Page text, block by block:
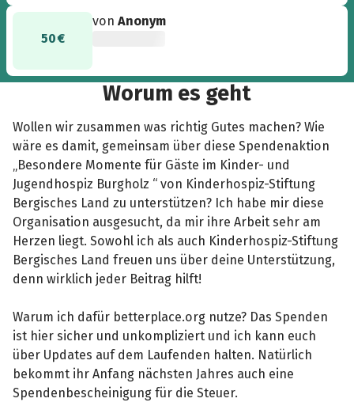
50 €
vonAnonym
Worum es geht
Wollen wir zusammen was richtig Gutes machen? Wie
wäre es damit, gemeinsam über diese Spendenaktion
„Besondere Momente für Gäste im Kinder- und
Jugendhospiz Burgholz “ von Kinderhospiz-Stiftung
Bergisches Land zu unterstützen? Ich habe mir diese
Organisation ausgesucht, da mir ihre Arbeit sehr am
Herzen liegt. Sowohl ich als auch Kinderhospiz-Stiftung
Bergisches Land freuen uns über deine Unterstützung,
denn wirklich jeder Beitrag hilft!
Warum ich dafür betterplace.org nutze? Das Spenden
ist hier sicher und unkompliziert und ich kann euch
über Updates auf dem Laufenden halten. Natürlich
bekommt ihr Anfang nächsten Jahres auch eine
Spendenbescheinigung für die Steuer.